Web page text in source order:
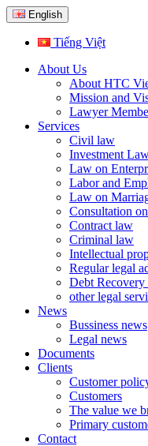
English
Tiếng Việt
About Us
About HTC
Mission and
Lawyer
Services
Civil law
Investment
Law on
Labor and
Law on
Consultation
Contract law
Criminal law
Intellectual
Regular legal
Debt
other legal
News
Bussiness news
Legal news
Documents
Clients
Customer
Customers
The value we
Primary
Contact